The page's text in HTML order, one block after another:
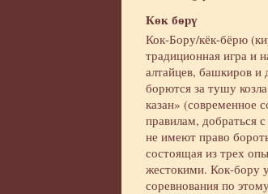
Көк бөрү
Кок-Бору/кёк-бёрю
традиционная игра и
алтайцев, башкиров
борются за тушу
казан» (современное
правилам, добраться
не имеют право
состоящая из трех
жестокими. Кок-бору
соревнования по